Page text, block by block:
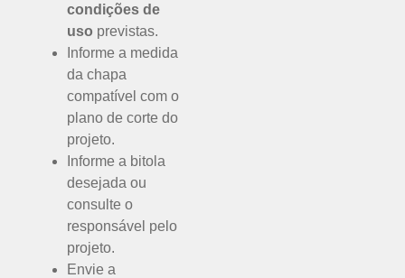
condições de
uso previstas.
Informe a medida
da chapa
compatível com o
plano de corte do
projeto.
Informe a bitola
desejada ou
consulte o
responsável pelo
projeto.
Envie a